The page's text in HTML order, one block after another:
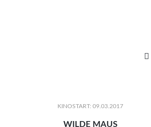

KINOSTART: 09.03.2017
WILDE MAUS